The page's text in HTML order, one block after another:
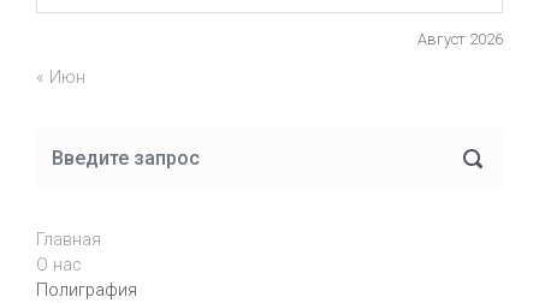
Август 2026
« Июн
Главная
О нас
Полиграфия